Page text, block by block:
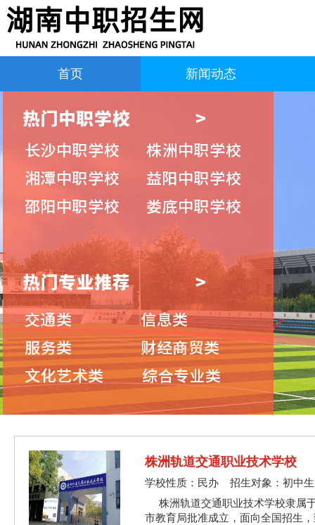
首页 新闻动态
株洲轨道交通职业技术学校
学校性质：民办 招生对象：初中生
株洲轨道交通职业技术学校隶属
市教育局批准成立，面向全国招生